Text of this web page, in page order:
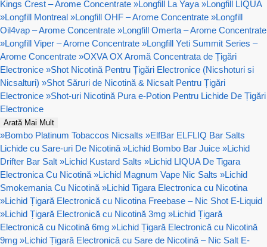
Kings Crest – Arome Concentrate »Longfill La Yaya »Longfill LIQUA
»Longfill Montreal »Longfill OHF – Arome Concentrate »Longfill
Oil4vap – Arome Concentrate »Longfill Omerta – Arome Concentrate
»Longfill Viper – Arome Concentrate »Longfill Yeti Summit Series –
Arome Concentrate »OXVA OX Aromă Concentrata de Țigări
Electronice »Shot Nicotină Pentru Țigări Electronice (Nicshoturi si
Nicsalturi) »Shot Săruri de Nicotină & Nicsalt Pentru Țigări
Electronice »Shot-uri Nicotină Pura e-Potion Pentru Lichide De Țigări
Electronice
Arată Mai Mult
»Bombo Platinum Tobaccos Nicsalts »ElfBar ELFLIQ Bar Salts
Lichide cu Sare-uri De Nicotină »Lichid Bombo Bar Juice »Lichid
Drifter Bar Salt »Lichid Kustard Salts »Lichid LIQUA De Tigara
Electronica Cu Nicotină »Lichid Magnum Vape Nic Salts »Lichid
Smokemania Cu Nicotină »Lichid Tigara Electronica cu Nicotina
»Lichid Țigară Electronică cu Nicotina Freebase – Nic Shot E-Liquid
»Lichid Țigară Electronică cu Nicotină 3mg »Lichid Țigară
Electronică cu Nicotină 6mg »Lichid Țigară Electronică cu Nicotină
9mg »Lichid Țigară Electronică cu Sare de Nicotină – Nic Salt E-